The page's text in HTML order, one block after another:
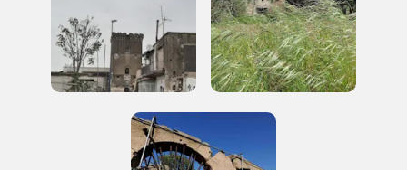
Accedi alle informazioni per te più interessanti,
a quelle inerenti i luoghi più vicini e gli eventi
organizzati
REGISTRATI